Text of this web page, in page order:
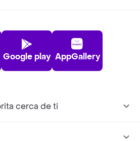
Google play AppGallery
cerca de ti